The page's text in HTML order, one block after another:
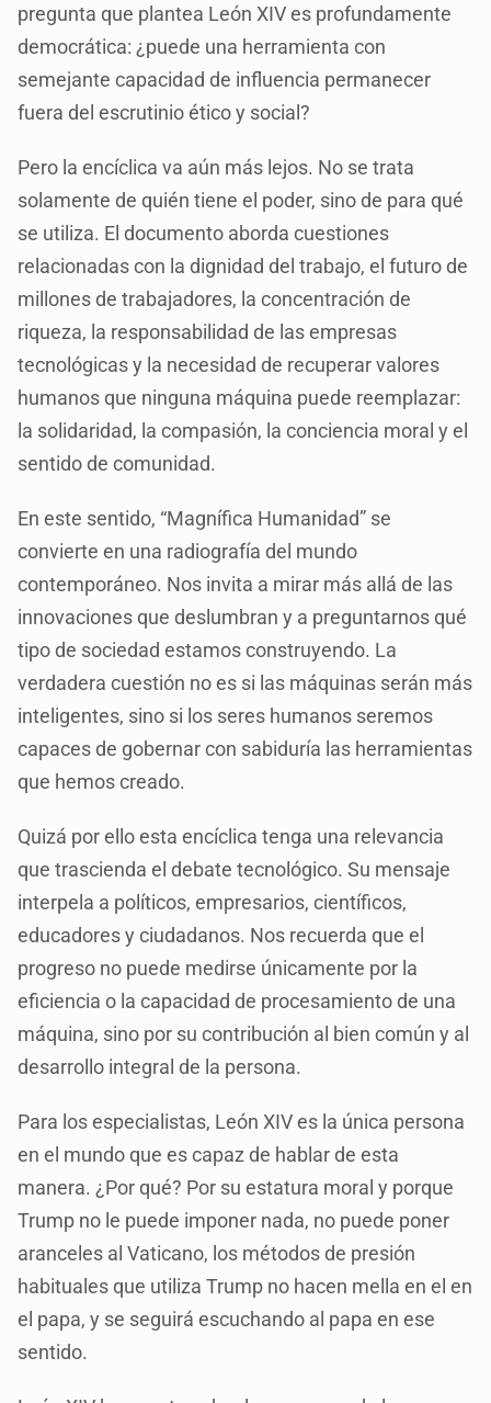
pregunta que plantea León XIV es profundamente
democrática: ¿puede una herramienta con
semejante capacidad de influencia permanecer
fuera del escrutinio ético y social?
Pero la encíclica va aún más lejos. No se trata
solamente de quién tiene el poder, sino de para qué
se utiliza. El documento aborda cuestiones
relacionadas con la dignidad del trabajo, el futuro de
millones de trabajadores, la concentración de
riqueza, la responsabilidad de las empresas
tecnológicas y la necesidad de recuperar valores
humanos que ninguna máquina puede reemplazar:
la solidaridad, la compasión, la conciencia moral y el
sentido de comunidad.
En este sentido, “Magnífica Humanidad” se
convierte en una radiografía del mundo
contemporáneo. Nos invita a mirar más allá de las
innovaciones que deslumbran y a preguntarnos qué
tipo de sociedad estamos construyendo. La
verdadera cuestión no es si las máquinas serán más
inteligentes, sino si los seres humanos seremos
capaces de gobernar con sabiduría las herramientas
que hemos creado.
Quizá por ello esta encíclica tenga una relevancia
que trascienda el debate tecnológico. Su mensaje
interpela a políticos, empresarios, científicos,
educadores y ciudadanos. Nos recuerda que el
progreso no puede medirse únicamente por la
eficiencia o la capacidad de procesamiento de una
máquina, sino por su contribución al bien común y al
desarrollo integral de la persona.
Para los especialistas, León XIV es la única persona
en el mundo que es capaz de hablar de esta
manera. ¿Por qué? Por su estatura moral y porque
Trump no le puede imponer nada, no puede poner
aranceles al Vaticano, los métodos de presión
habituales que utiliza Trump no hacen mella en el en
el papa, y se seguirá escuchando al papa en ese
sentido.